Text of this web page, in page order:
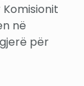
në
për